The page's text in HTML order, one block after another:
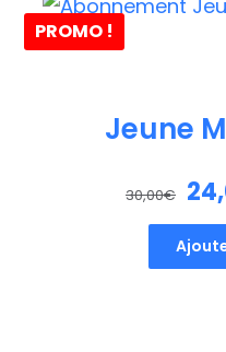
PROMO !
Jeune
30,00€ Le